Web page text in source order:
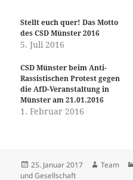
Stellt euch quer! Das Motto
des CSD Münster 2016
5. Juli 2016
CSD Münster beim Anti-
Rassistischen Protest gegen
die AfD-Veranstaltung in
Münster am 21.01.2016
1. Februar 2016
Veröffentlicht
am
25. Januar 2017 Autor
Team
und Gesellschaft